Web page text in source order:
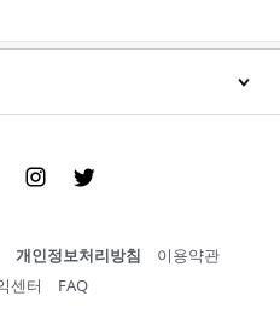
Instgram Twitter
개인정보처리방침
이용약관
센터
FAQ